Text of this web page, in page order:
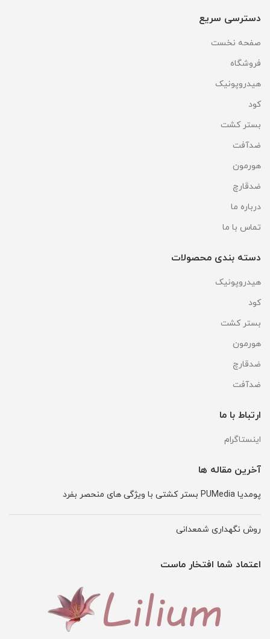
دسترسی سریع
صفحه نخست
فروشگاه
هیدروپونیک
کود
بستر کشت
ضدآفت
هورمون
ضدقارچ
درباره ما
تماس با ما
دسته بندی محصولات
هیدروپونیک
کود
بستر کشت
هورمون
ضدقارچ
ضدآفت
ارتباط با ما
اینستاگرام
آخرین مقاله ها
پومدیا PUMedia بستر کشتی با ویژگی های منحصر بفرد
روش نگهداری شمعدانی
اعتماد شما افتخار ماست